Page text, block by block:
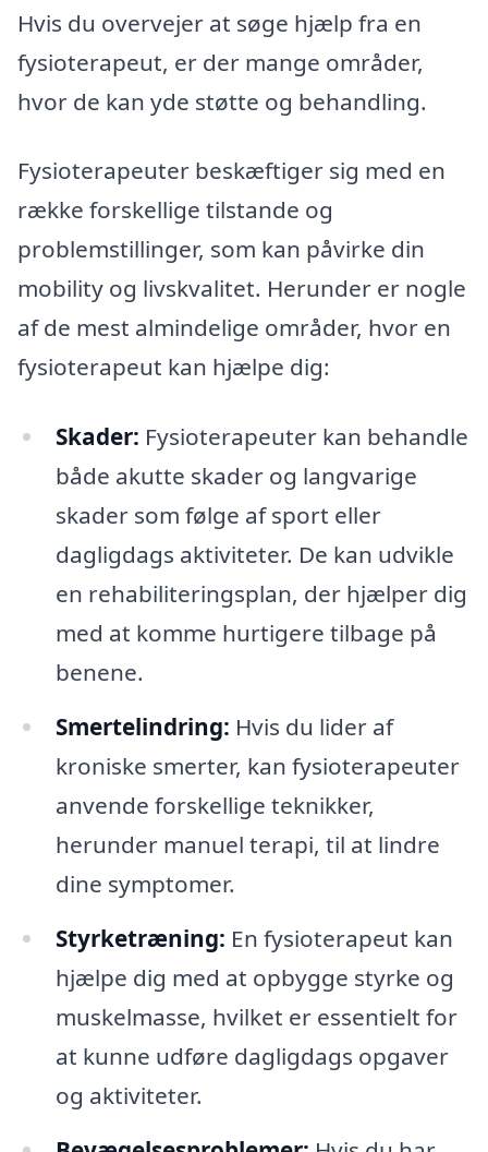
Hvis du overvejer at søge hjælp fra en
fysioterapeut, er der mange områder,
hvor de kan yde støtte og behandling.
Fysioterapeuter beskæftiger sig med en
række forskellige tilstande og
problemstillinger, som kan påvirke din
mobility og livskvalitet. Herunder er nogle
af de mest almindelige områder, hvor en
fysioterapeut kan hjælpe dig:
Skader: Fysioterapeuter kan behandle
både akutte skader og langvarige
skader som følge af sport eller
dagligdags aktiviteter. De kan udvikle
en rehabiliteringsplan, der hjælper dig
med at komme hurtigere tilbage på
benene.
Smertelindring: Hvis du lider af
kroniske smerter, kan fysioterapeuter
anvende forskellige teknikker,
herunder manuel terapi, til at lindre
dine symptomer.
Styrketræning: En fysioterapeut kan
hjælpe dig med at opbygge styrke og
muskelmasse, hvilket er essentielt for
at kunne udføre dagligdags opgaver
og aktiviteter.